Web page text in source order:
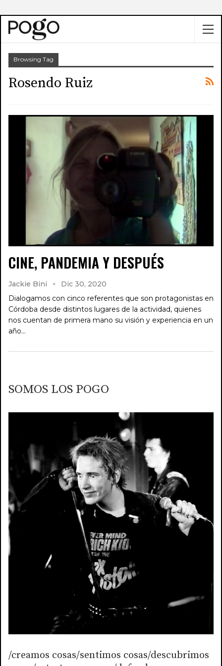
Browsing Tag
Rosendo Ruiz
CINE, PANDEMIA Y DESPUÉS
Jackie Bini
Dic 30, 2020
Dialogamos con cinco referentes que son protagonistas en
Córdoba desde distintos lugares de la actividad, quienes
nos cuentan de primera mano su visión y experiencia en un
año…
SOMOS LOS POGO
/creamos cosas/sentimos cosas/descubrimos